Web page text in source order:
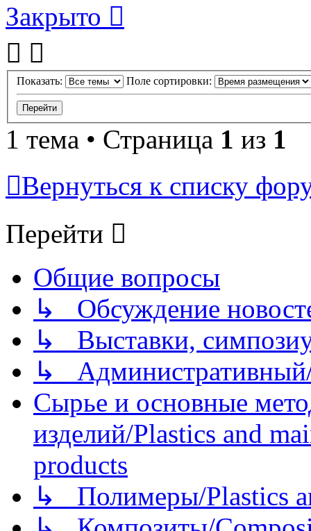
Закрыто
Показать: Поле сортировки:
1 тема • Страница 1 из 1
Вернуться к списку
Перейти
Общие вопросы
↳ Обсуждение
↳ Выставки,
↳
Сырье и основные
изделий/Plastics and
products
↳ Полимеры/Plastics